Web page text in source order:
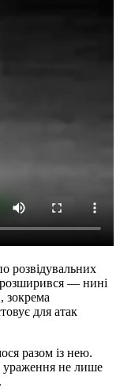
розвідувальних
— нині
зокрема
для атак
разом із нею.
ураження не лише